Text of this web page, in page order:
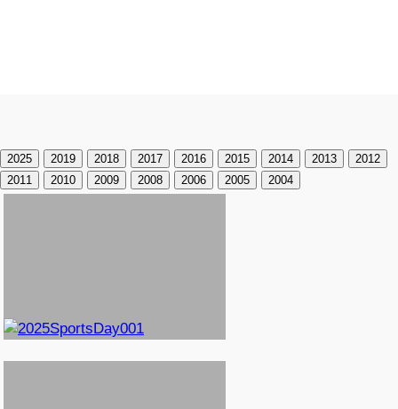
2025 2019 2018 2017 2016 2015 2014 2013
2012
2011
2010 2009 2008 2006 2005 2004